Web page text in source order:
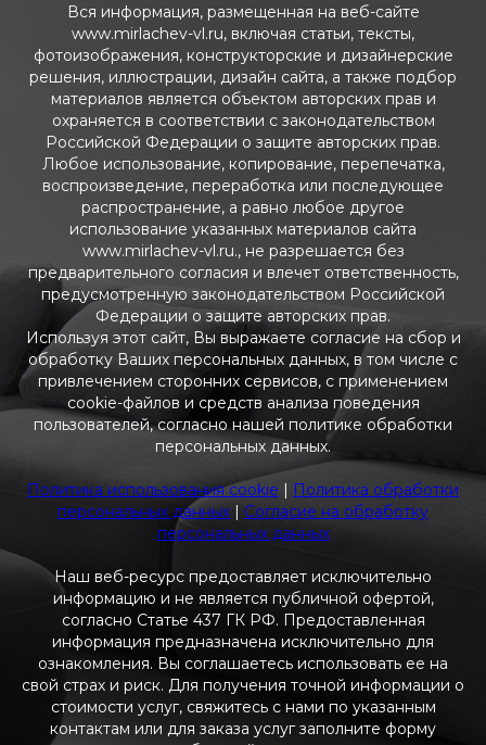
Вся информация, размещенная на веб-сайте
www.mirlachev-vl.ru, включая статьи, тексты,
фотоизображения, конструкторские и дизайнерские
решения, иллюстрации, дизайн сайта, а также подбор
материалов является объектом авторских прав и
охраняется в соответствии с законодательством
Российской Федерации о защите авторских прав.
Любое использование, копирование, перепечатка,
воспроизведение, переработка или последующее
распространение, а равно любое другое
использование указанных материалов сайта
www.mirlachev-vl.ru., не разрешается без
предварительного согласия и влечет ответственность,
предусмотренную законодательством Российской
Федерации о защите авторских прав.
Используя этот сайт, Вы выражаете согласие на сбор и
обработку Ваших персональных данных, в том числе с
привлечением сторонних сервисов, с применением
cookie-файлов и средств анализа поведения
пользователей, согласно нашей политике обработки
персональных данных.
Политика использования cookie | Политика обработки
персональных данных | Согласие на обработку
персональных данных
Наш веб-ресурс предоставляет исключительно
информацию и не является публичной офертой,
согласно Статье 437 ГК РФ. Предоставленная
информация предназначена исключительно для
ознакомления. Вы соглашаетесь использовать ее на
свой страх и риск. Для получения точной информации о
стоимости услуг, свяжитесь с нами по указанным
контактам или для заказа услуг заполните форму